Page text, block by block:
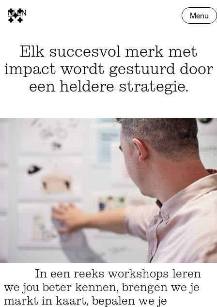
Menu
NLEN
Elk succesvol merk met
impact wordt gestuurd door
een heldere strategie.
In een reeks workshops leren
we jou beter kennen, brengen we je
markt in kaart, bepalen we je